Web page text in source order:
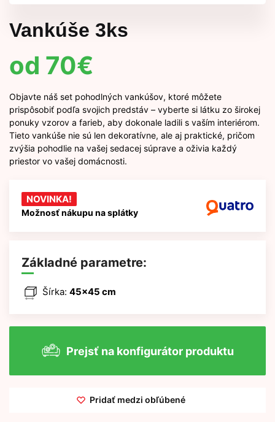
Vankúše 3ks
70€
Objavte náš set pohodlných vankúšov, ktoré môžete
prispôsobiť podľa svojich predstáv – vyberte si látku zo širokej
ponuky vzorov a farieb, aby dokonale ladili s vaším interiérom.
Tieto vankúše nie sú len dekoratívne, ale aj praktické, pričom
zvýšia pohodlie na vašej sedacej súprave a oživia každý
priestor vo vašej domácnosti.
NOVINKA!
Možnosť nákupu na splátky
Základné parametre:
Šírka: 45x45 cm
Prejsť na konfigurátor produktu
Pridať medzi obľúbené